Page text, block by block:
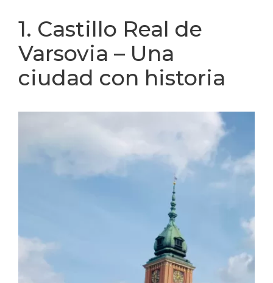
1. Castillo Real de
Varsovia – Una
ciudad con historia